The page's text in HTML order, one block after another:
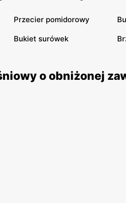
Przecier pomidorowy
Bukiet surówek
o obniżonej